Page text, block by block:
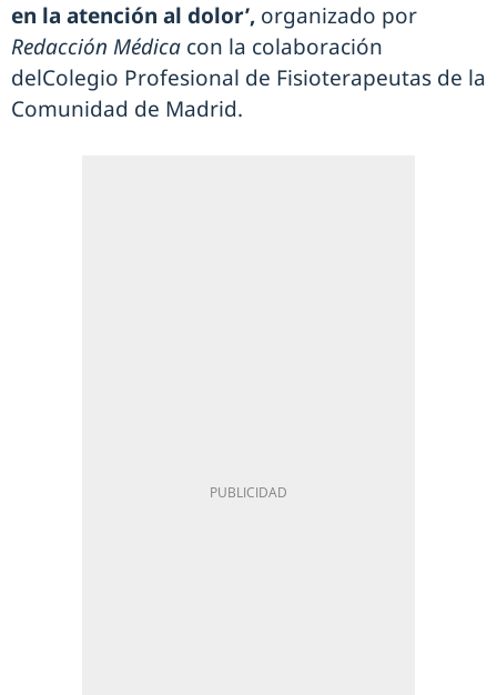
en la atención al dolor’, organizado por
Redacción Médica con la colaboración
delColegio Profesional de Fisioterapeutas de la
Comunidad de Madrid.